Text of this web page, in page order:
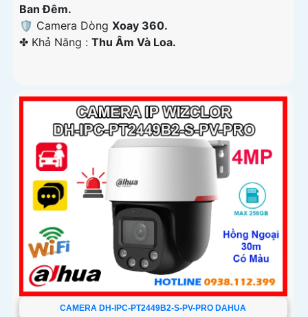
Ban Ðêm.
🛡 Camera Dòng Xoay 360.
️✤ Khả Năng : Thu Âm Và Loa.
CAMERA DH-IPC-PT2449B2-S-PV-PRO DAHUA